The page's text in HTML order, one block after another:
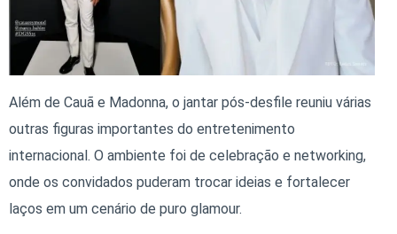
Além de Cauã e Madonna, o jantar pós-desfile reuniu várias
outras figuras importantes do entretenimento
internacional. O ambiente foi de celebração e networking,
onde os convidados puderam trocar ideias e fortalecer
laços em um cenário de puro glamour.